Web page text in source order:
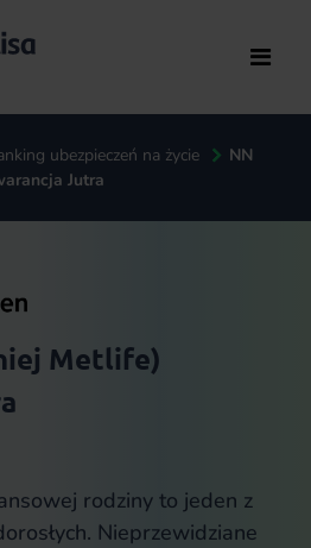
ubezpieczeń na życie
NN
Jutra
Metlife)
rodziny to jeden z
Nieprzewidziane